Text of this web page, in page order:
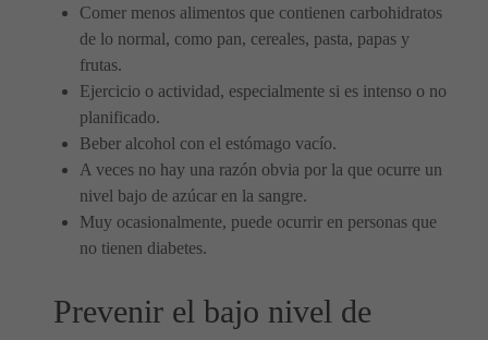
Comer menos alimentos que contienen carbohidratos
de lo normal, como pan, cereales, pasta, papas y
frutas.
Ejercicio o actividad, especialmente si es intenso o no
planificado.
Beber alcohol con el estómago vacío.
A veces no hay una razón obvia por la que ocurre un
nivel bajo de azúcar en la sangre.
Muy ocasionalmente, puede ocurrir en personas que
no tienen diabetes.
Prevenir el bajo nivel de